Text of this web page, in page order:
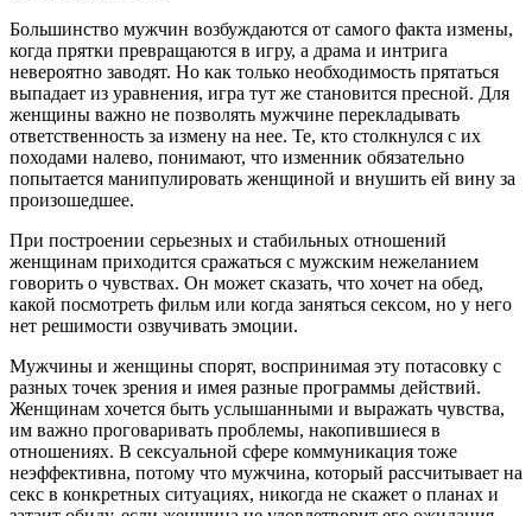
Большинство мужчин возбуждаются от самого факта измены,
когда прятки превращаются в игру, а драма и интрига
невероятно заводят. Но как только необходимость прятаться
выпадает из уравнения, игра тут же становится пресной. Для
женщины важно не позволять мужчине перекладывать
ответственность за измену на нее. Те, кто столкнулся с их
походами налево, понимают, что изменник обязательно
попытается манипулировать женщиной и внушить ей вину за
произошедшее.
При построении серьезных и стабильных отношений
женщинам приходится сражаться с мужским нежеланием
говорить о чувствах. Он может сказать, что хочет на обед,
какой посмотреть фильм или когда заняться сексом, но у него
нет решимости озвучивать эмоции.
Мужчины и женщины спорят, воспринимая эту потасовку с
разных точек зрения и имея разные программы действий.
Женщинам хочется быть услышанными и выражать чувства,
им важно проговаривать проблемы, накопившиеся в
отношениях. В сексуальной сфере коммуникация тоже
неэффективна, потому что мужчина, который рассчитывает на
секс в конкретных ситуациях, никогда не скажет о планах и